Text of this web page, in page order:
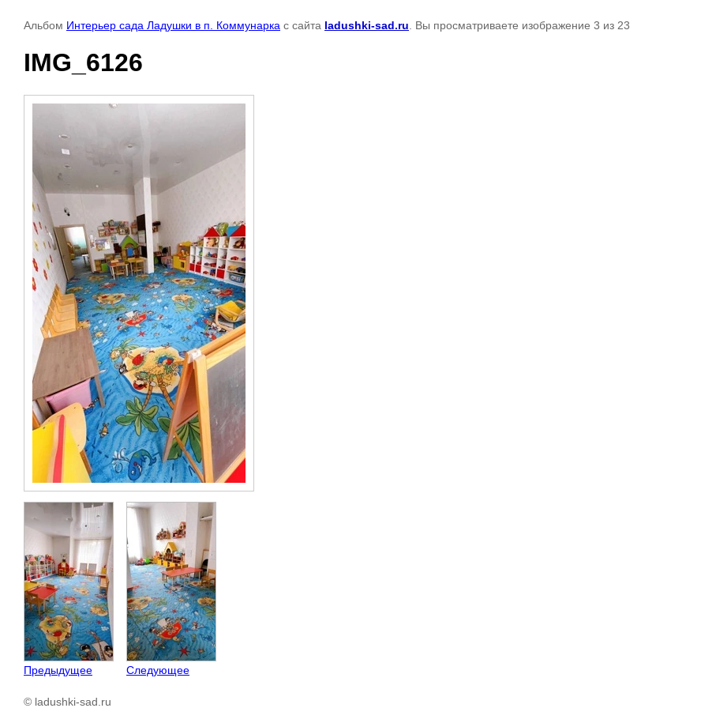
Альбом Интерьер сада Ладушки в п. Коммунарка с сайта ladushki-sad.ru . Вы просматриваете изображение 3 из 23
IMG_6126
Предыдущее Следующее
© ladushki-sad.ru